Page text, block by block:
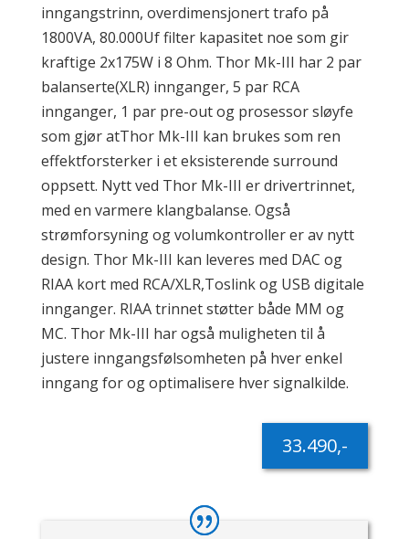
inngangstrinn, overdimensjonert trafo på
1800VA, 80.000Uf filter kapasitet noe som gir
kraftige 2x175W i 8 Ohm. Thor Mk-III har 2 par
balanserte(XLR) innganger, 5 par RCA
innganger, 1 par pre-out og prosessor sløyfe
som gjør atThor Mk-III kan brukes som ren
effektforsterker i et eksisterende surround
oppsett. Nytt ved Thor Mk-III er drivertrinnet,
med en varmere klangbalanse. Også
strømforsyning og volumkontroller er av nytt
design. Thor Mk-III kan leveres med DAC og
RIAA kort med RCA/XLR,Toslink og USB digitale
innganger. RIAA trinnet støtter både MM og
MC. Thor Mk-III har også muligheten til å
justere inngangsfølsomheten på hver enkel
inngang for og optimalisere hver signalkilde.
33.490,-